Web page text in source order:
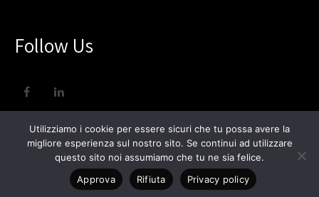
Follow Us
© 2023 Copyright Grazio V. Frallonardo - P.IVA 04741920724 -
architetto.gf@archiworldpec.it - Tutti i diritti sono riservati.
Realizzato daVixor Informatica
Utilizziamo i cookie per essere sicuri che tu possa avere la
migliore esperienza sul nostro sito. Se continui ad utilizzare
questo sito noi assumiamo che tu ne sia felice.
Approva
Rifiuta Privacy policy